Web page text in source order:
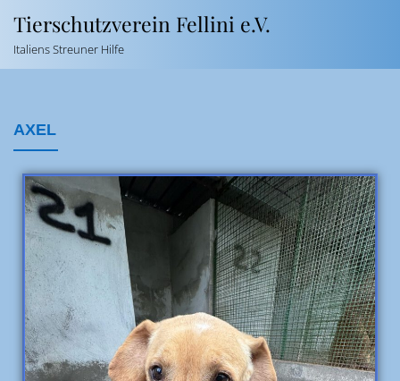
Tierschutzverein Fellini e.V.
Italiens Streuner Hilfe
AXEL